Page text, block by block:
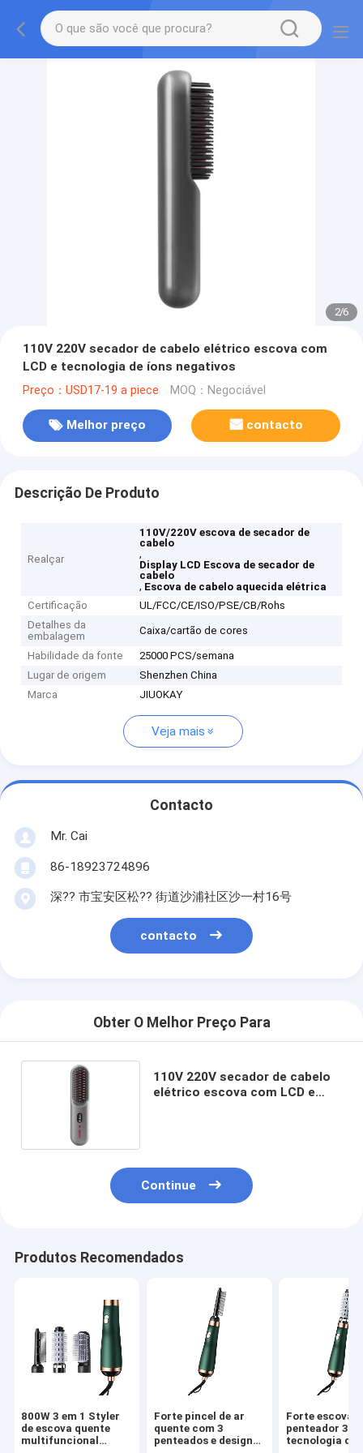
2/6
110V 220V secador de cabelo elétrico escova com
LCD e tecnologia de íons negativos
Preço：USD17-19 a piece MOQ：Negociável
Melhor preço contacto
Descrição De Produto
Realçar
110V/220V escova de secador de
cabelo
,
Display LCD Escova de secador de
cabelo
, Escova de cabelo aquecida elétrica
Certificação
UL/FCC/CE/ISO/PSE/CB/Rohs
Detalhes da
embalagem
Caixa/cartão de cores
Habilidade da fonte
25000 PCS/semana
Lugar de origem
Shenzhen China
Marca
JIUOKAY
Veja mais
Contacto
Mr. Cai
86-18923724896
深?? 市宝安区松?? 街道沙浦社区沙一村16号
contacto
Obter O Melhor Preço Para
110V 220V secador de cabelo
elétrico escova com LCD e
Continue
Produtos Recomendados
800W 3 em 1 Styler
de escova quente
multifuncional
Forte pincel de ar
quente com 3
penteados e design
Forte escova
penteador 3
tecnologia de